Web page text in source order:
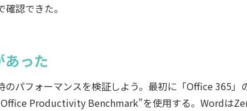
認できた。
った
パフォーマンスを検証しよう。最初に「Office 365」
Productivity Benchmark”を使用する。Wordは